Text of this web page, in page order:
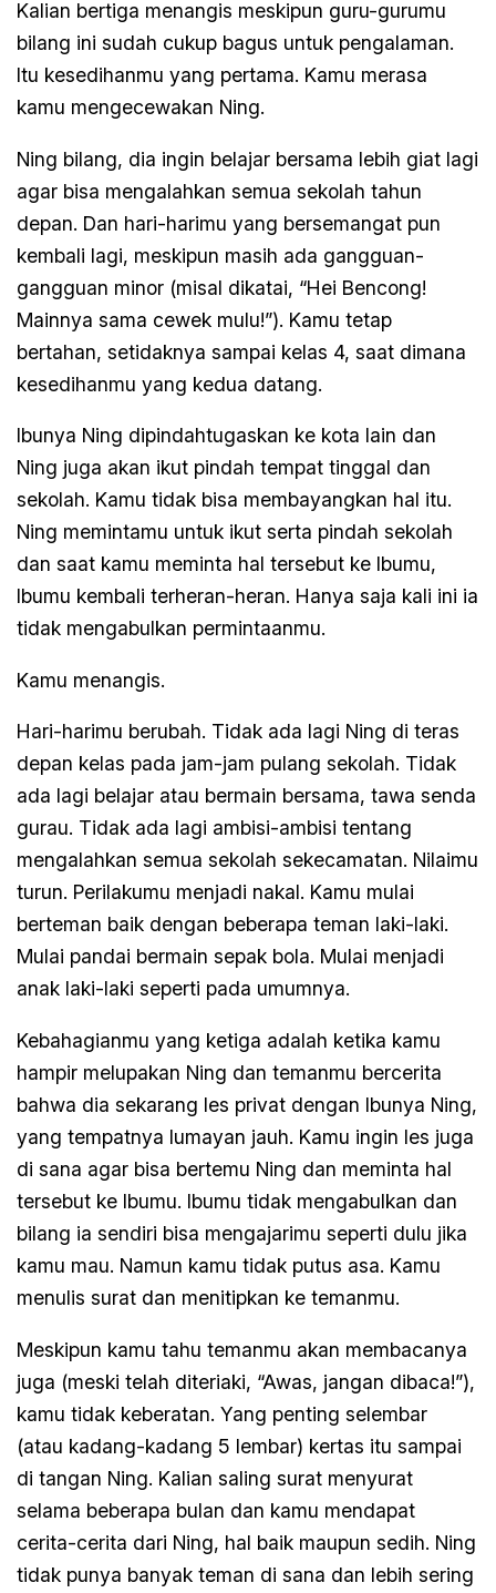
Kalian bertiga menangis meskipun guru-gurumu
bilang ini sudah cukup bagus untuk pengalaman.
Itu kesedihanmu yang pertama. Kamu merasa
kamu mengecewakan Ning.
Ning bilang, dia ingin belajar bersama lebih giat lagi
agar bisa mengalahkan semua sekolah tahun
depan. Dan hari-harimu yang bersemangat pun
kembali lagi, meskipun masih ada gangguan-
gangguan minor (misal dikatai, “Hei Bencong!
Mainnya sama cewek mulu!”). Kamu tetap
bertahan, setidaknya sampai kelas 4, saat dimana
kesedihanmu yang kedua datang.
Ibunya Ning dipindahtugaskan ke kota lain dan
Ning juga akan ikut pindah tempat tinggal dan
sekolah. Kamu tidak bisa membayangkan hal itu.
Ning memintamu untuk ikut serta pindah sekolah
dan saat kamu meminta hal tersebut ke Ibumu,
Ibumu kembali terheran-heran. Hanya saja kali ini ia
tidak mengabulkan permintaanmu.
Kamu menangis.
Hari-harimu berubah. Tidak ada lagi Ning di teras
depan kelas pada jam-jam pulang sekolah. Tidak
ada lagi belajar atau bermain bersama, tawa senda
gurau. Tidak ada lagi ambisi-ambisi tentang
mengalahkan semua sekolah sekecamatan. Nilaimu
turun. Perilakumu menjadi nakal. Kamu mulai
berteman baik dengan beberapa teman laki-laki.
Mulai pandai bermain sepak bola. Mulai menjadi
anak laki-laki seperti pada umumnya.
Kebahagianmu yang ketiga adalah ketika kamu
hampir melupakan Ning dan temanmu bercerita
bahwa dia sekarang les privat dengan Ibunya Ning,
yang tempatnya lumayan jauh. Kamu ingin les juga
di sana agar bisa bertemu Ning dan meminta hal
tersebut ke Ibumu. Ibumu tidak mengabulkan dan
bilang ia sendiri bisa mengajarimu seperti dulu jika
kamu mau. Namun kamu tidak putus asa. Kamu
menulis surat dan menitipkan ke temanmu.
Meskipun kamu tahu temanmu akan membacanya
juga (meski telah diteriaki, “Awas, jangan dibaca!”),
kamu tidak keberatan. Yang penting selembar
(atau kadang-kadang 5 lembar) kertas itu sampai
di tangan Ning. Kalian saling surat menyurat
selama beberapa bulan dan kamu mendapat
cerita-cerita dari Ning, hal baik maupun sedih. Ning
tidak punya banyak teman di sana dan lebih sering